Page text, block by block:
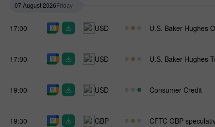
07 August 2026Friday
17:00 USD U.S. Baker Hughes
17:00 USD U.S. Baker Hughes
19:00 USD Consumer Credit
19:30 GBP CFTC GBP